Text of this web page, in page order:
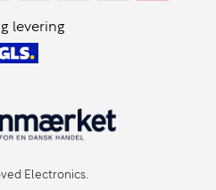
og høj performance
levering
Electronics.